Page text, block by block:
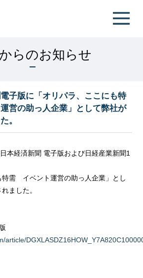
らのお知らせ
子版に「オリパラ、ここにも特
営の助っ人企業」として弊社が
。
本経済新聞 電子版および日経産業新聞1
特需 イベント運営の助っ人企業」とし
ました。
article/